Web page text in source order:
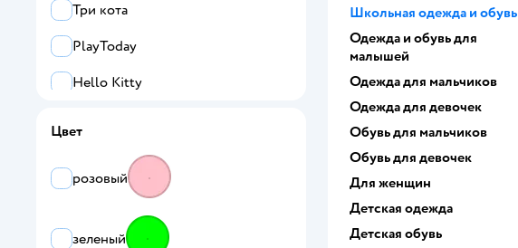
Школьная одежда и обувь
Одежда и обувь для
малышей
Одежда для мальчиков
Одежда для девочек
Обувь для мальчиков
Обувь для девочек
Для женщин
Детская одежда
Детская обувь
Три кота
PlayToday
Hello Kitty
L.O.L. Surprise!
MyMoonStar
Цвет
розовый
зеленый